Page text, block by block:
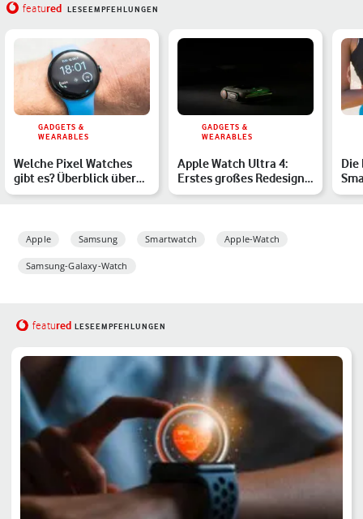
featured LESEEMPFEHLUNGEN
GADGETS &
WEARABLES
Welche Pixel Watches
gibt es? Überblick über
Google Smartwatches
GADGETS &
WEARABLES
Apple Watch Ultra 4:
Erstes großes Redesign
im Anflug?
Die
Apple Samsung Smartwatch Apple-Watch
Samsung-Galaxy-Watch
featured LESEEMPFEHLUNGEN